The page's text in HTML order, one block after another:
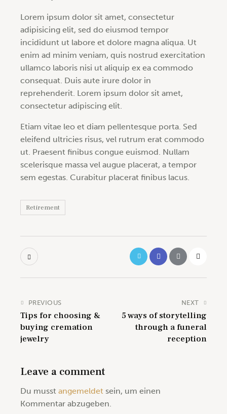
Lorem ipsum dolor sit amet, consectetur
adipisicing elit, sed do eiusmod tempor
incididunt ut labore et dolore magna aliqua. Ut
enim ad minim veniam, quis nostrud exercitation
ullamco laboris nisi ut aliquip ex ea commodo
consequat. Duis aute irure dolor in
reprehenderit. Lorem ipsum dolor sit amet,
consectetur adipiscing elit.
Etiam vitae leo et diam pellentesque porta. Sed
eleifend ultricies risus, vel rutrum erat commodo
ut. Praesent finibus congue euismod. Nullam
scelerisque massa vel augue placerat, a tempor
sem egestas. Curabitur placerat finibus lacus.
Retirement
PREVIOUS
Tips for choosing &
buying cremation
jewelry
NEXT
5 ways of storytelling
through a funeral
reception
Leave a comment
Du musst angemeldet sein, um einen
Kommentar abzugeben.